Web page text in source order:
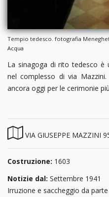
Tempio tedesco. fotografia
Acqua
La sinagoga di rito tedesco è
nel complesso di via
ancora oggi per le cerimonie
VIA GIUSEPPE MAZZINI
Costruzione: 1603
Notizie dal: Settembre 1941
Irruzione e saccheggio da